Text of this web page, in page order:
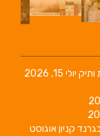
ותיק יולי 15, 2026
קניוןאוגוסט